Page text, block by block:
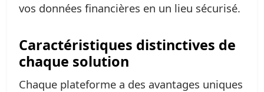
vos données financières en un lieu sécurisé.
Caractéristiques distinctives de
chaque solution
Chaque plateforme a des avantages uniques